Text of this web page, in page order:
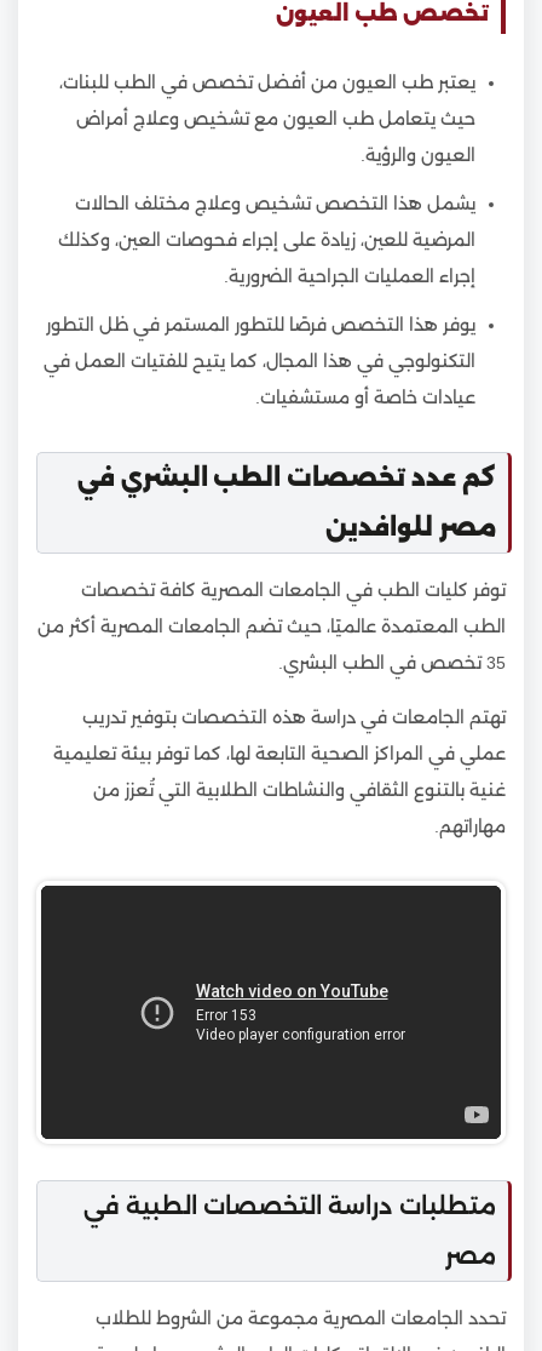
تخصص طب العيون
يعتبر طب العيون من أفضل تخصص في الطب للبنات،
حيث يتعامل طب العيون مع تشخيص وعلاج أمراض
العيون والرؤية.
يشمل هذا التخصص تشخيص وعلاج مختلف الحالات
المرضية للعين، زيادة على إجراء فحوصات العين، وكذلك
إجراء العمليات الجراحية الضرورية.
يوفر هذا التخصص فرصًا للتطور المستمر في ظل التطور
التكنولوجي في هذا المجال، كما يتيح للفتيات العمل في
عيادات خاصة أو مستشفيات.
كم عدد تخصصات الطب البشري في
مصر للوافدين
توفر كليات الطب في الجامعات المصرية كافة تخصصات
الطب المعتمدة عالميًا، حيث تضم الجامعات المصرية أكثر من
35 تخصص في الطب البشري.
تهتم الجامعات في دراسة هذه التخصصات بتوفير تدريب
عملي في المراكز الصحية التابعة لها، كما توفر بيئة تعليمية
غنية بالتنوع الثقافي والنشاطات الطلابية التي تُعزز من
مهاراتهم.
متطلبات دراسة التخصصات الطبية في
مصر
تحدد الجامعات المصرية مجموعة من الشروط للطلاب